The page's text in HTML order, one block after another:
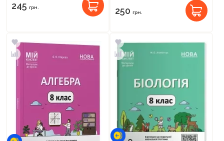
245 грн. 250 грн.
Оформити замовлення